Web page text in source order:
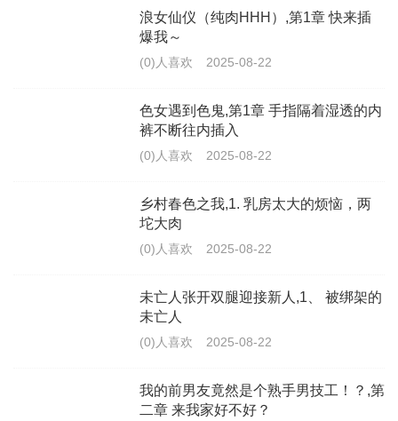
浪女仙仪（纯肉HHH）,第1章 快来插
爆我～
(0)人喜欢 2025-08-22
色女遇到色鬼,第1章 手指隔着湿透的内
裤不断往内插入
(0)人喜欢 2025-08-22
乡村春色之我,1. 乳房太大的烦恼，两
坨大肉
(0)人喜欢 2025-08-22
未亡人张开双腿迎接新人,1、 被绑架的
未亡人
(0)人喜欢 2025-08-22
我的前男友竟然是个熟手男技工！？,第
二章 来我家好不好？